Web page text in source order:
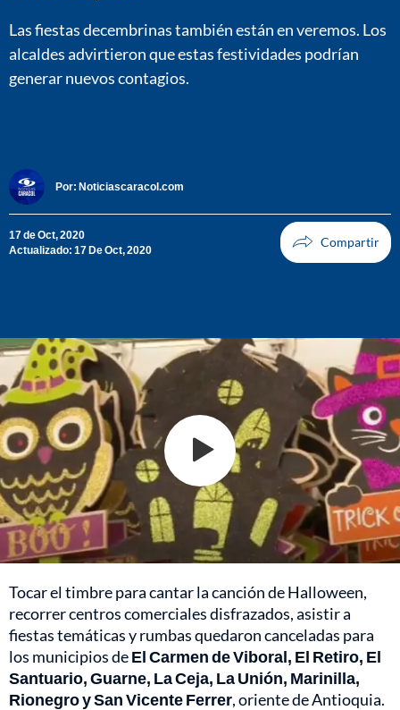
Las fiestas decembrinas también están en veremos. Los
alcaldes advirtieron que estas festividades podrían
generar nuevos contagios.
Por: Noticiascaracol.com
17 de Oct, 2020
Actualizado: 17 De Oct, 2020
Tocar el timbre para cantar la canción de Halloween,
recorrer centros comerciales disfrazados, asistir a
fiestas temáticas y rumbas quedaron canceladas para
los municipios deEl Carmen de Viboral, El Retiro, El
Santuario, Guarne, La Ceja, La Unión, Marinilla,
Rionegro y San Vicente Ferrer, oriente deAntioquia.